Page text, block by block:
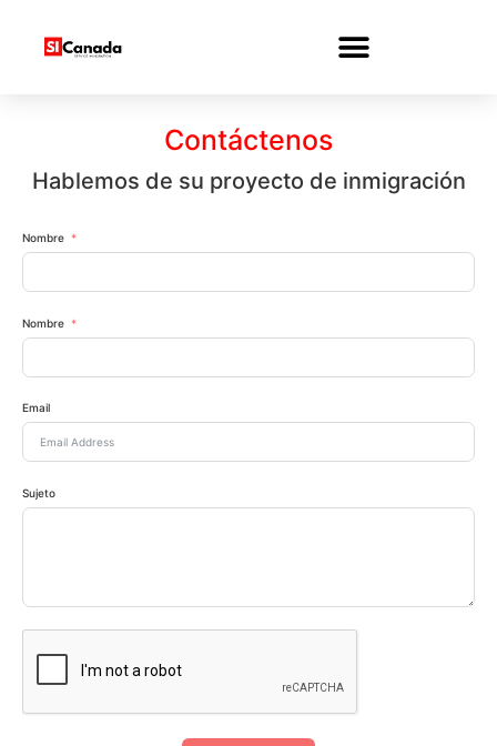
Contáctenos
Hablemos de su proyecto de inmigración
Nombre
Nombre
Email
Sujeto